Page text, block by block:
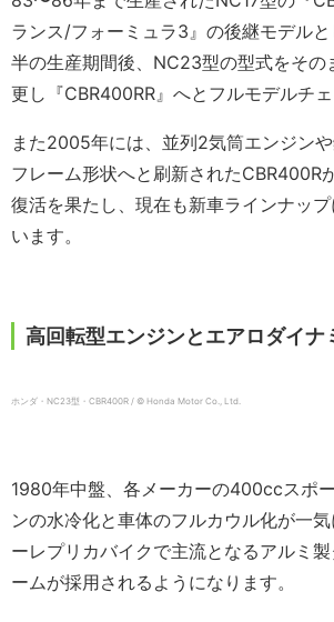
ランス/フォーミュラ3』の後継モデル
半の生産期間後、NC23型の型式をその
更し『CBR400RR』へとフルモデルチェ
また2005年には、並列2気筒エンジン
フレーム形状へと刷新されたCBR400R
復活を果たし、現在も新車ラインナッ
います。
高回転型エンジンとエアロダイナ
ホンダ・NC23型・CBR400R / © Honda Motor Co., Ltd.
1980年中盤、各メーカーの400ccスポ
ンの水冷化と車体のフルカウル化が一
ーレプリカバイクで主流となるアルミ
ームが採用されるようになります。